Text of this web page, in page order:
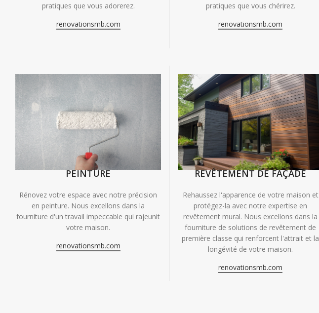
pratiques que vous adorerez.
renovationsmb.com
pratiques que vous chérirez.
renovationsmb.com
PEINTURE
Rénovez votre espace avec notre précision
en peinture. Nous excellons dans la
fourniture d'un travail impeccable qui rajeunit
votre maison.
renovationsmb.com
REVÊTEMENT DE FAÇADE
Rehaussez l'apparence de votre maison et
protégez-la avec notre expertise en
revêtement mural. Nous excellons dans la
fourniture de solutions de revêtement de
première classe qui renforcent l'attrait et la
longévité de votre maison.
renovationsmb.com